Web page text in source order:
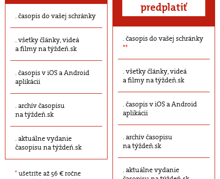
časopis do vašej schránky
všetky články, videá
a filmy na týždeň.sk
časopis v iOS a Android
aplikácii
archív časopisu
na týždeň.sk
aktuálne vydanie
časopisu na týždeň.sk
* ušetríte až 56 € ročne
predplatiť
časopis do vašej schránky
**
všetky články, videá
a filmy na týždeň.sk
časopis v iOS a Android
aplikácii
archív časopisu
na týždeň.sk
aktuálne vydanie